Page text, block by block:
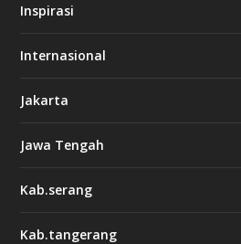
Inspirasi
Internasional
Jakarta
Jawa Tengah
Kab.serang
Kab.tangerang